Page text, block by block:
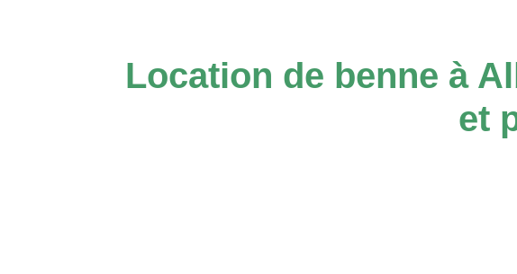
Location de benne à
et